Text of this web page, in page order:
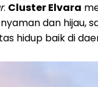
. Cluster Elvara
dan hijau,
hidup baik di